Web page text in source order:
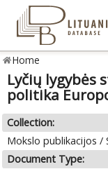
Home
Lyčių lygybės
politika
Collection:
Mokslo publikacijos /
Document Type: